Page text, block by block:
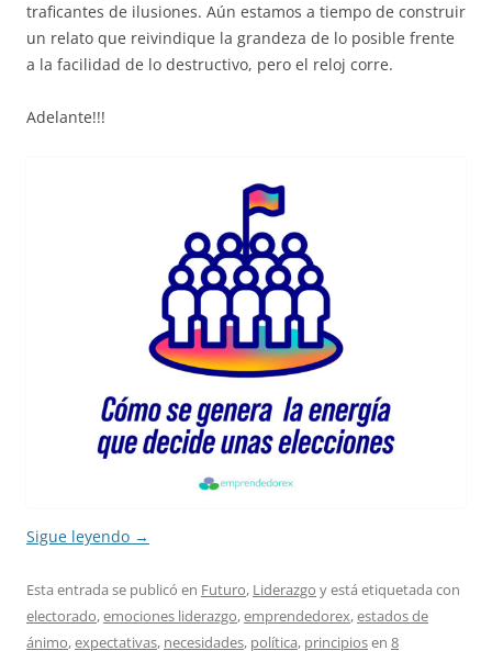
traficantes de ilusiones. Aún estamos a tiempo de construir
un relato que reivindique la grandeza de lo posible frente
a la facilidad de lo destructivo, pero el reloj corre.
Adelante!!!
Sigue leyendo →
Esta entrada se publicó en Futuro, Liderazgo y está etiquetada con
electorado,emociones liderazgo,emprendedorex,estados de
ánimo,expectativas, necesidades, política, principiosen 8